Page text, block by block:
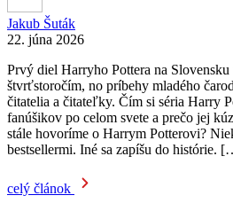
Jakub Šuták
22. júna 2026
Prvý diel Harryho Pottera na
štvrťstoročím, no príbehy mladého
čitatelia a čitateľky. Čím si séria Harry
fanúšikov po celom svete a prečo jej
stále hovoríme o Harrym Potterovi?
bestsellermi. Iné sa zapíšu do histórie.
celý článok